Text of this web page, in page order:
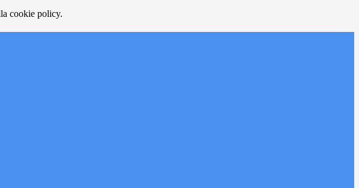
cookie policy.